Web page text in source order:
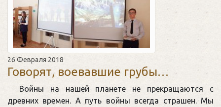
26 Февраля 2018
Говорят, воевавшие грубы…
Войны на нашей планете не прекращаются с
древних времен. А путь войны всегда страшен. Мы